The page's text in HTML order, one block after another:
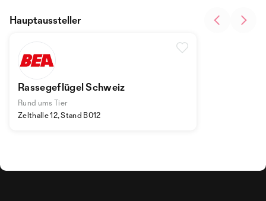
Rassegeflügel Schweiz
Rund ums Tier
Zelthalle 12, Stand B012
Hauptaussteller